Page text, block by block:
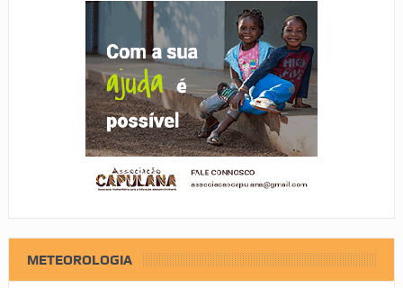
METEOROLOGIA